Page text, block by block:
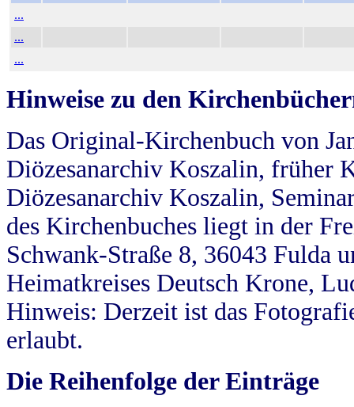
...
...
...
Hinweise zu den
Das Original-Kirchenbuch von
Diözesanarchiv Koszalin, früher
Diözesanarchiv Koszalin,
des Kirchenbuches liegt in der
Schwank-Straße 8, 36043 Fulda
Heimatkreises Deutsch Krone,
Hinweis: Derzeit ist das
erlaubt.
Die Reihenfolge der Einträge